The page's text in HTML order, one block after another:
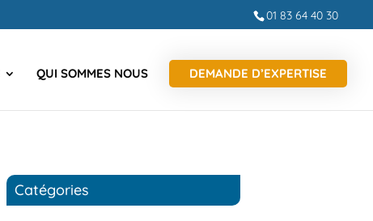
01 83 64 40 30
QUI SOMMES NOUS DEMANDE D’EXPERTISE
Catégories